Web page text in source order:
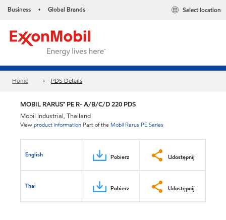
Business • Global Brands Select location
Home PDS Details
MOBIL RARUS™ PE R- A/B/C/D 220 PDS
Mobil Industrial, Thailand
Viewproduct information Part of the Mobil Rarus PE Series
English Pobierz Udostępnij
Thai Pobierz Udostępnij